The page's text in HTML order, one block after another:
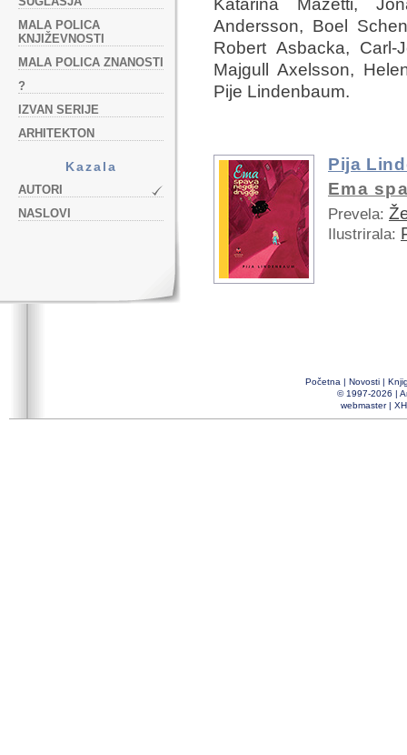
MALA POLICA
KNJIŽEVNOSTI
MALA POLICA ZNANOSTI
?
IZVAN SERIJE
ARHITEKTON
Kazala
AUTORI
NASLOVI
Katarina Mazetti,
Andersson, Boel
Robert Asbacka,
Majgull Axelsson,
Pije Lindenbaum.
Pija
Ema
Prevela:
Ilustrirala:
Početna | Novosti |
© 1997-2026 |
webmaster|